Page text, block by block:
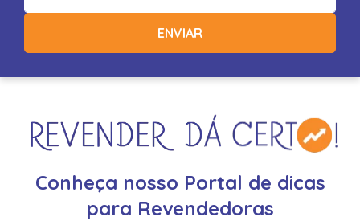
ENVIAR
Conheça nosso Portal de dicas
para Revendedoras